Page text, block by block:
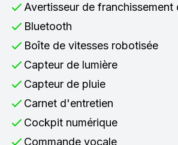
Avertisseur de franchissement
Bluetooth
Boîte de vitesses robotisée
Capteur de lumière
Capteur de pluie
Carnet d'entretien
Cockpit numérique
Commande vocale